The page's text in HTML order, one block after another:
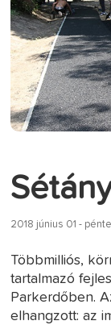
2018 június 01 -
Többmilliós,
tartalmazó
Parkerdőben.
elhangzott: az